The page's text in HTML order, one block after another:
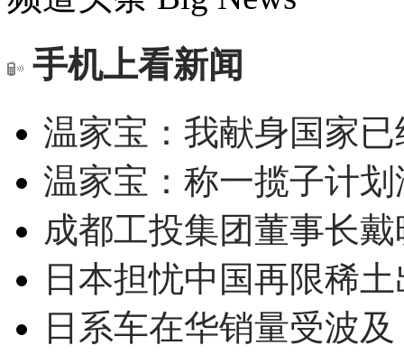
手机上看新闻
温家宝：我献身国家
温家宝：称一揽子计
成都工投集团董事长
日本担忧中国再限稀
日系车在华销量受波